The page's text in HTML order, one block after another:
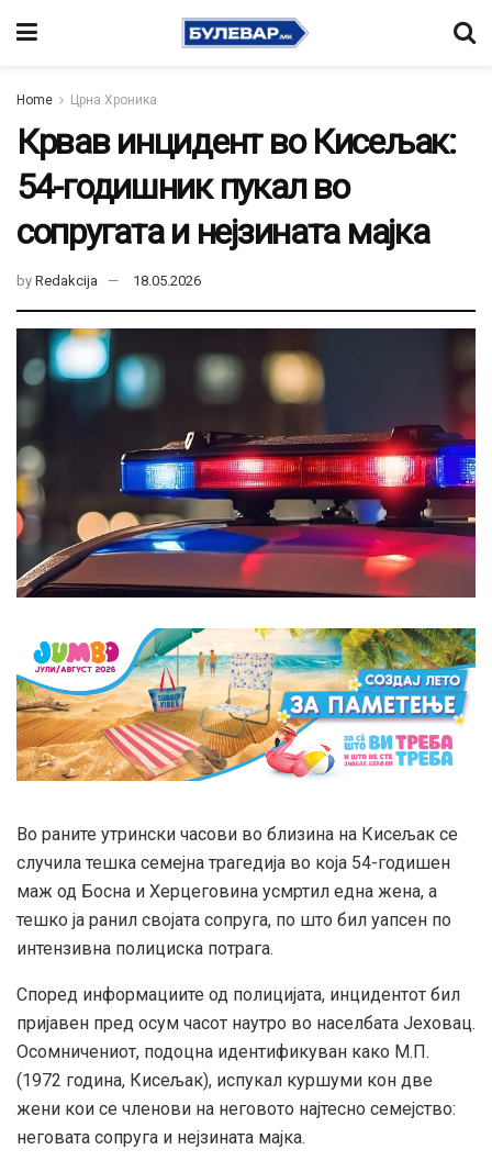
Home Црна Хроника
Крвав инцидент во Кисељак:
54-годишник пукал во
сопругата и нејзината мајка
by Redakcija 18.05.2026
Во раните утрински часови во близина на Кисељак се
случила тешка семејна трагедија во која 54-годишен
маж од Босна и Херцеговина усмртил една жена, а
тешко ја ранил својата сопруга, по што бил уапсен по
интензивна полициска потрага.
Според информациите од полицијата, инцидентот бил
пријавен пред осум часот наутро во населбата Јеховац.
Осомничениот, подоцна идентификуван како М.П.
(1972 година, Кисељак), испукал куршуми кон две
жени кои се членови на неговото најтесно семејство:
неговата сопруга и нејзината мајка.